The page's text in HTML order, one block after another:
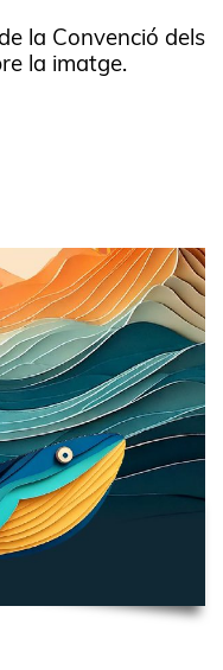
la Convenció dels
la imatge.